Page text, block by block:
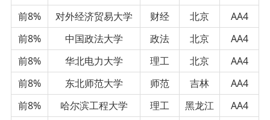
前8%
对外经济贸易大学 财经 北京
AA4
前8%
中国政法大学 政法 北京
AA4
前8%
华北电力大学 理工 北京
AA4
前8%
东北师范大学 师范 吉林
AA4
前8%
哈尔滨工程大学 理工 黑龙江
AA4